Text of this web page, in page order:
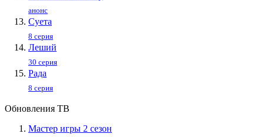
анонс
Суета
8 серия
Леший
30 серия
Рада
8 серия
Обновления ТВ
Мастер игры 2 сезон